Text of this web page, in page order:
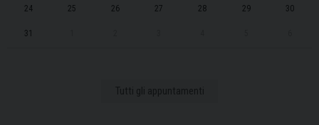
24 25 26 27 28 29 30
31
Tutti gli appuntamenti